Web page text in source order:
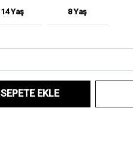
14 Yaş 8 Yaş
SEPETE EKLE